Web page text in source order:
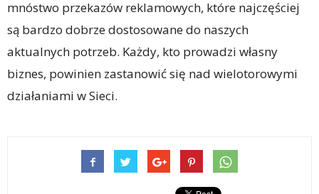
mnóstwo przekazów reklamowych, które najczęściej
są bardzo dobrze dostosowane do naszych
aktualnych potrzeb. Każdy, kto prowadzi własny
biznes, powinien zastanowić się nad wielotorowymi
działaniami w Sieci.